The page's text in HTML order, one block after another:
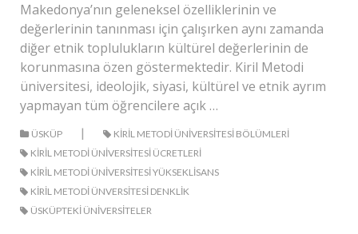
Makedonya’nın geleneksel özelliklerinin ve
değerlerinin tanınması için çalışırken aynı zamanda
diğer etnik toplulukların kültürel değerlerinin de
korunmasına özen göstermektedir. Kiril Metodi
üniversitesi, ideolojik, siyasi, kültürel ve etnik ayrım
yapmayan tüm öğrencilere açık …
ÜSKÜP |
KIRIL METODI ÜNIVERSITESI BÖLÜMLERI
KIRIL METODI ÜNIVERSITESI ÜCRETLERI
KIRIL METODI ÜNIVERSITESI YÜKSEKLISANS
KIRIL METODI ÜNVERSITESI DENKLIK
ÜSKÜPTEKI ÜNIVERSITELER